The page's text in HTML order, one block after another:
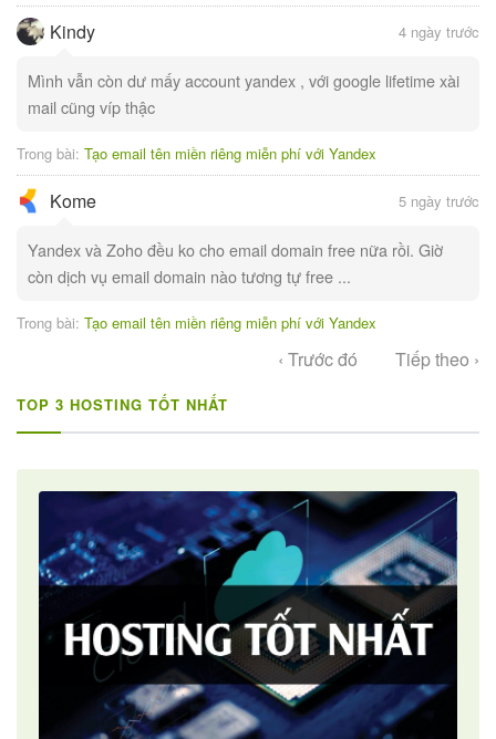
Kindy 4 ngày trước
Mình vẫn còn dư mấy account yandex , với google lifetime xài
mail cũng víp thậc
Trong bài: Tạo email tên miền riêng miễn phí với Yandex
Kome 5 ngày trước
Yandex và Zoho đều ko cho email domain free nữa rồi. Giờ
còn dịch vụ email domain nào tương tự free ...
Trong bài: Tạo email tên miền riêng miễn phí với Yandex
‹ Trước đó Tiếp theo ›
TOP 3 HOSTING TỐT NHẤT